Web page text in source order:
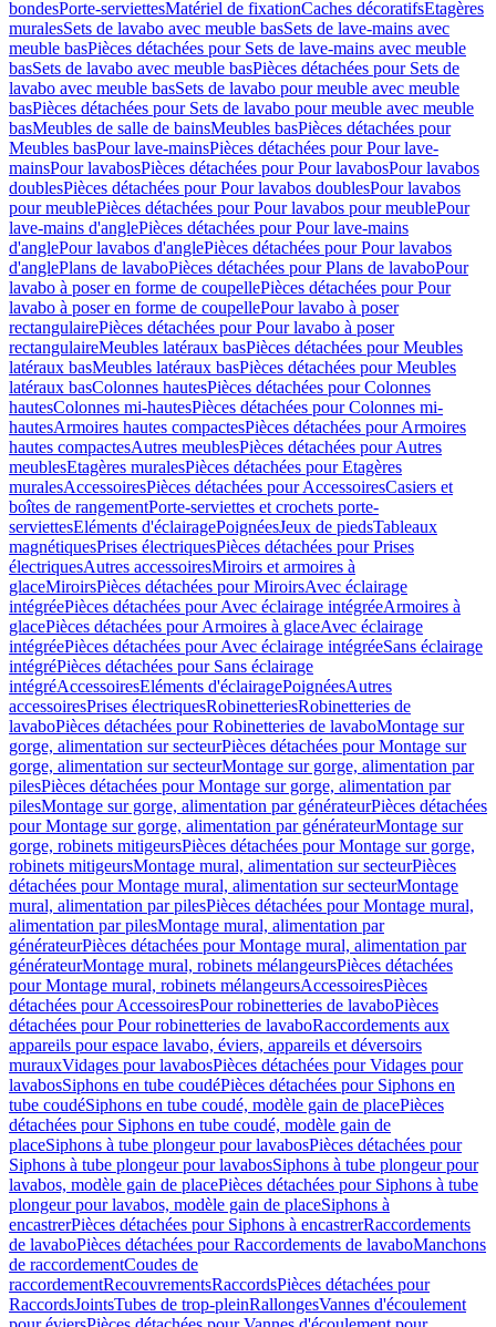
bondesPorte-serviettesMatériel de fixationCaches décoratifsEtagères
muralesSets de lavabo avec meuble basSets de lave-mains avec
meuble basPièces détachées pour Sets de lave-mains avec meuble
basSets de lavabo avec meuble basPièces détachées pour Sets de
lavabo avec meuble basSets de lavabo pour meuble avec meuble
basPièces détachées pour Sets de lavabo pour meuble avec meuble
basMeubles de salle de bainsMeubles basPièces détachées pour
Meubles basPour lave-mainsPièces détachées pour Pour lave-
mainsPour lavabosPièces détachées pour Pour lavabosPour lavabos
doublesPièces détachées pour Pour lavabos doublesPour lavabos
pour meublePièces détachées pour Pour lavabos pour meublePour
lave-mains d'anglePièces détachées pour Pour lave-mains
d'anglePour lavabos d'anglePièces détachées pour Pour lavabos
d'anglePlans de lavaboPièces détachées pour Plans de lavaboPour
lavabo à poser en forme de coupellePièces détachées pour Pour
lavabo à poser en forme de coupellePour lavabo à poser
rectangulairePièces détachées pour Pour lavabo à poser
rectangulaireMeubles latéraux basPièces détachées pour Meubles
latéraux basMeubles latéraux basPièces détachées pour Meubles
latéraux basColonnes hautesPièces détachées pour Colonnes
hautesColonnes mi-hautesPièces détachées pour Colonnes mi-
hautesArmoires hautes compactesPièces détachées pour Armoires
hautes compactesAutres meublesPièces détachées pour Autres
meublesEtagères muralesPièces détachées pour Etagères
muralesAccessoiresPièces détachées pour AccessoiresCasiers et
boîtes de rangementPorte-serviettes et crochets porte-
serviettesEléments d'éclairagePoignéesJeux de piedsTableaux
magnétiquesPrises électriquesPièces détachées pour Prises
électriquesAutres accessoiresMiroirs et armoires à
glaceMiroirsPièces détachées pour MiroirsAvec éclairage
intégréePièces détachées pour Avec éclairage intégréeArmoires à
glacePièces détachées pour Armoires à glaceAvec éclairage
intégréePièces détachées pour Avec éclairage intégréeSans éclairage
intégréPièces détachées pour Sans éclairage
intégréAccessoiresEléments d'éclairagePoignéesAutres
accessoiresPrises électriquesRobinetteriesRobinetteries de
lavaboPièces détachées pour Robinetteries de lavaboMontage sur
gorge, alimentation sur secteurPièces détachées pour Montage sur
gorge, alimentation sur secteurMontage sur gorge, alimentation par
pilesPièces détachées pour Montage sur gorge, alimentation par
pilesMontage sur gorge, alimentation par générateurPièces détachées
pour Montage sur gorge, alimentation par générateurMontage sur
gorge, robinets mitigeursPièces détachées pour Montage sur gorge,
robinets mitigeursMontage mural, alimentation sur secteurPièces
détachées pour Montage mural, alimentation sur secteurMontage
mural, alimentation par pilesPièces détachées pour Montage mural,
alimentation par pilesMontage mural, alimentation par
générateurPièces détachées pour Montage mural, alimentation par
générateurMontage mural, robinets mélangeursPièces détachées
pour Montage mural, robinets mélangeursAccessoiresPièces
détachées pour AccessoiresPour robinetteries de lavaboPièces
détachées pour Pour robinetteries de lavaboRaccordements aux
appareils pour espace lavabo, éviers, appareils et déversoirs
murauxVidages pour lavabosPièces détachées pour Vidages pour
lavabosSiphons en tube coudéPièces détachées pour Siphons en
tube coudéSiphons en tube coudé, modèle gain de placePièces
détachées pour Siphons en tube coudé, modèle gain de
placeSiphons à tube plongeur pour lavabosPièces détachées pour
Siphons à tube plongeur pour lavabosSiphons à tube plongeur pour
lavabos, modèle gain de placePièces détachées pour Siphons à tube
plongeur pour lavabos, modèle gain de placeSiphons à
encastrerPièces détachées pour Siphons à encastrerRaccordements
de lavaboPièces détachées pour Raccordements de lavaboManchons
de raccordementCoudes de
raccordementRecouvrementsRaccordsPièces détachées pour
RaccordsJointsTubes de trop-pleinRallongesVannes d'écoulement